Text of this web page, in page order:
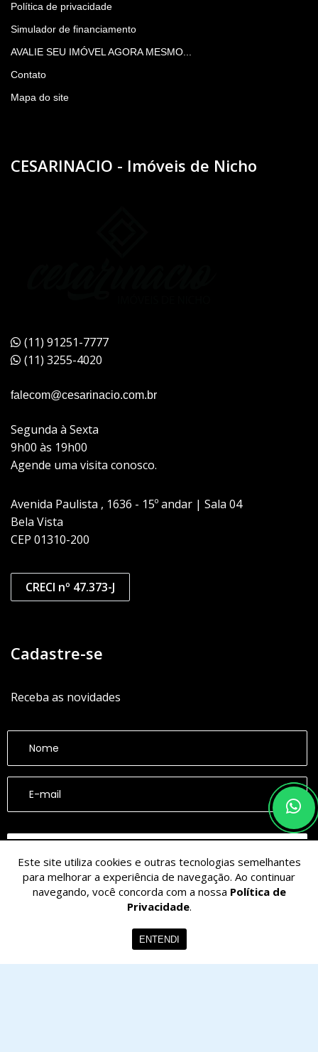
Política de privacidade
Simulador de financiamento
AVALIE SEU IMÓVEL AGORA MESMO...
Contato
Mapa do site
CESARINACIO - Imóveis de Nicho
(11) 91251-7777
(11) 3255-4020
falecom@cesarinacio.com.br
Segunda à Sexta
9h00 às 19h00
Agende uma visita conosco.
Avenida Paulista , 1636 - 15º andar | Sala 04
Bela Vista
CEP 01310-200
CRECI nº 47.373-J
Cadastre-se
Receba as novidades
Este site utiliza cookies e outras tecnologias semelhantes
para melhorar a experiência de navegação. Ao continuar
navegando, você concorda com a nossa Política de
Privacidade.
ENTENDI